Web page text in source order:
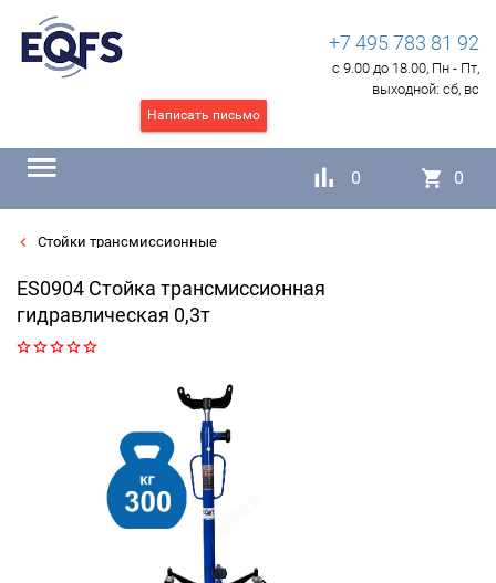
+7 495 783 81 92
с 9.00 до 18.00, Пн - Пт,
выходной: сб, вс
Написать письмо
0 0
Стойки трансмиссионные
ES0904 Стойка трансмиссионная
гидравлическая 0,3т